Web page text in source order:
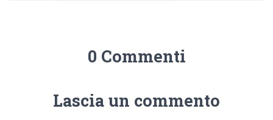
0 Commenti
Lascia un commento